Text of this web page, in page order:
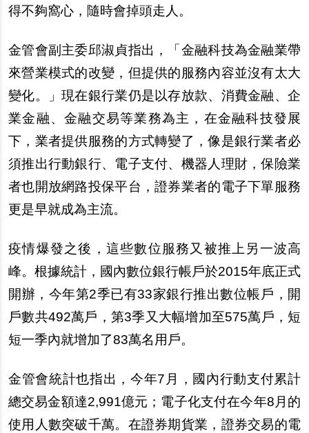
得不夠窩心，隨時會掉頭走人。
金管會副主委邱淑貞指出，「金融科技為金融業帶
來營業模式的改變，但提供的服務內容並沒有太大
變化。」現在銀行業仍是以存放款、消費金融、企
業金融、金融交易等業務為主，在金融科技發展
下，業者提供服務的方式轉變了，像是銀行業者必
須推出行動銀行、電子支付、機器人理財，保險業
者也開放網路投保平台，證券業者的電子下單服務
更是早就成為主流。
疫情爆發之後，這些數位服務又被推上 另一波高
峰。根據統計，國內數位銀行帳戶於2015年底正式
開辦 ，今年第2季已有33家銀行推出數位帳 戶 ，開
戶數共492萬戶 ，第3季又大幅增加至575萬戶 ，短
短一季內就增加了83萬名用 戶。
金管會統計也指出，今年7月，國內行動支付累計
總交易金額達2,991億元；電子化支付在今年8月的
使用人數突破千萬。在證券期貨業，證券交易的電